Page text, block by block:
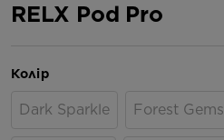
RELX Pod Pro
Колір
Dark Sparkle Forest Gems